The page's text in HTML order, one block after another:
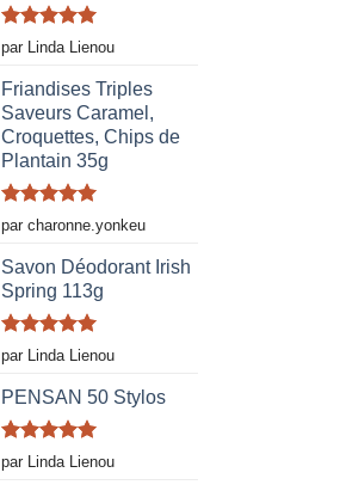
Note5sur
5
par Linda Lienou
Friandises Triples
Saveurs Caramel,
Croquettes, Chips de
Plantain 35g
Note5sur
5
par charonne.yonkeu
Savon Déodorant Irish
Spring 113g
Note5sur
5
par Linda Lienou
PENSAN 50 Stylos
Note5sur
5
par Linda Lienou